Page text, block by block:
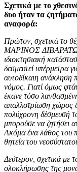
Σχετικά με το
δυο ήταν τα
αναφορά:
Πρώτον, σχετικά το
ΜΑΡΙΝΟΣ ΔΙΒΑΡΑΤΩΝ.
ιδιοκτησιακή
δεσμευτεί υπέρμετρα
αυτοδίκαιη ανάκληση
νόμος. Γιατί όμως
έκανε τόσο
απαλλοτρίωση χώρος
πολύχρονη δέσμευσή
μπορούσε να ζητήσει
Ακόμα ένα λάθος του
θητεία του
Δεύτερον, σχετικά με
ολοκλήρωσης της